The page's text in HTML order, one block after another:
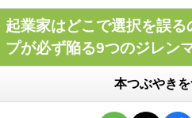
起業家はどこで選択を誤
プが必ず陥る9つのジレン
本つぶやきを